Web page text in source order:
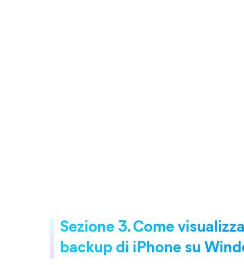
Sezione 3. Come
backup di iPhone su